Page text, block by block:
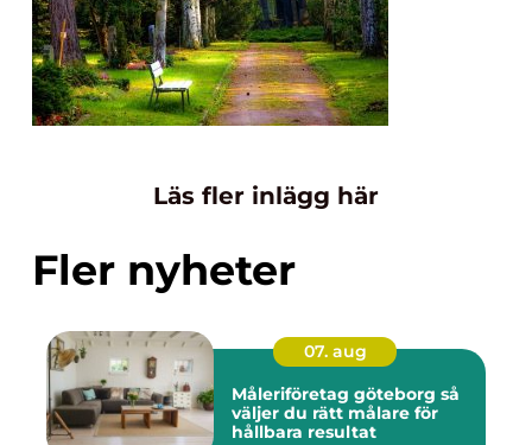
Läs fler inlägg här
Fler nyheter
07. aug
Måleriföretag göteborg så
väljer du rätt målare för
hållbara resultat